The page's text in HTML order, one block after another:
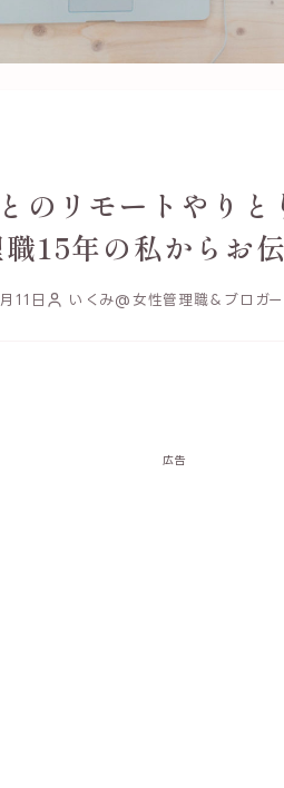
のリモートやり
15年の私からお
11日 いくみ@女性管理職＆ブロガー
広告